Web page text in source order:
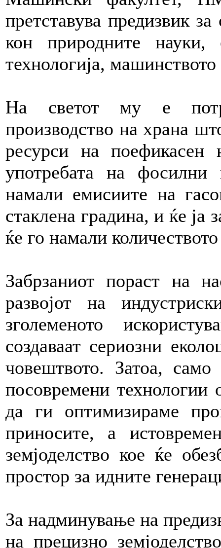
претставува предизвик
кон природните науки,
технологија,
На светот му е
производство на храна
ресурси на
употребата на
намали емисиите на
стаклена градина, и ќе ја
ќе го намали
Забрзаниот пораст на
развојот на
зголеменото
создаваат сериозни
човештвото. Затоа,
посовремени
да ги оптимизираме
приносите, а
земјоделство кое ќе
простор за идните
За надминување на
на прецизно